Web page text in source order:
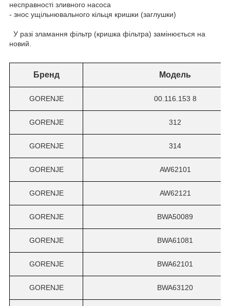
несправності зливного насоса
- знос ущільнювального кільця кришки (заглушки)
У разі зламання фільтр (кришка фільтра) замінюється на
новий.
Бренд Модель
GORENJE 00.116.153 8
GORENJE 312
GORENJE 314
GORENJE AW62101
GORENJE AW62121
GORENJE BWA50089
GORENJE BWA61081
GORENJE BWA62101
GORENJE BWA63120